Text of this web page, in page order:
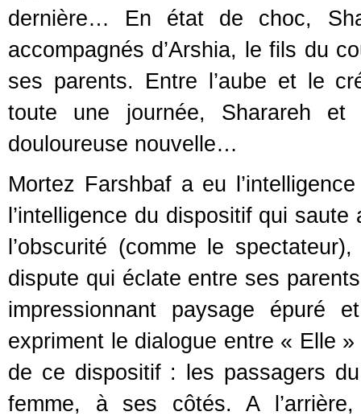
dernière… En état de choc,
accompagnés d’Arshia, le fils du
ses parents. Entre l’aube et le
toute une journée, Sharareh et
douloureuse nouvelle…
Mortez Farshbaf a eu
l’intelligence du dispositif qui
l’obscurité (comme le
dispute qui éclate entre ses
impressionnant paysage épuré
expriment le dialogue entre « Elle
de ce dispositif : les passagers
femme, à ses côtés. A